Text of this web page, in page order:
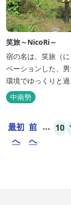
笑旅～NicoRi～
宿の名は、笑旅（
ベーションした、
環境でゆっくりと過
中南勢
最初
へ
前
へ
... 10